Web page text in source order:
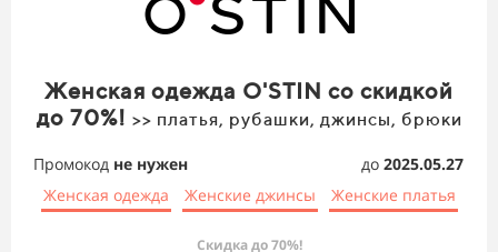
Женская одежда O'STIN со скидкой
до 70%! >> платья, рубашки, джинсы, брюки
Промокод не нужен до 2025.05.27
Женская одежда
Женские джинсы Женские платья
Скидка до 70%!